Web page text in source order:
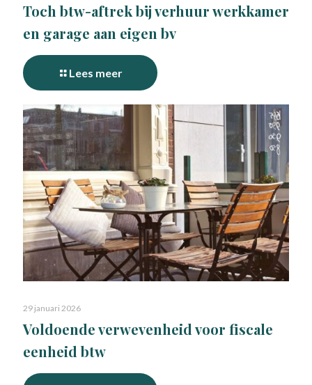
Toch btw-aftrek bij verhuur werkkamer
en garage aan eigen bv
Lees meer
29 januari 2026
Voldoende verwevenheid voor fiscale
eenheid btw